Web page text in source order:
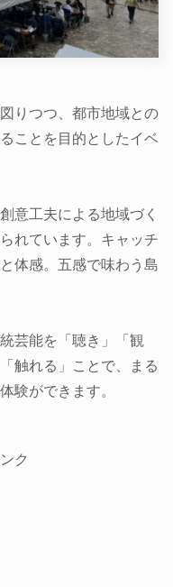
りつつ、都市地域との
ことを目的としたイベ
意工夫による地域づく
れています。キャッチ
体感。五感で味わう島
芸能を「聴き」「観
触れる」ことで、まる
験ができます。
ク